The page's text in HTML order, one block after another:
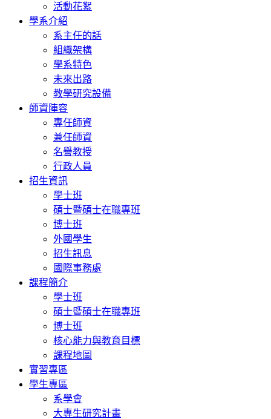
活動花絮
學系介紹
系主任的話
組織架構
學系特色
未來出路
教學研究設備
師資陣容
專任師資
兼任師資
名譽教授
行政人員
招生資訊
學士班
碩士暨碩士在職專班
博士班
外國學生
招生訊息
國際事務處
課程簡介
學士班
碩士暨碩士在職專班
博士班
核心能力與教育目標
課程地圖
實習專區
學生專區
系學會
大專生研究計畫